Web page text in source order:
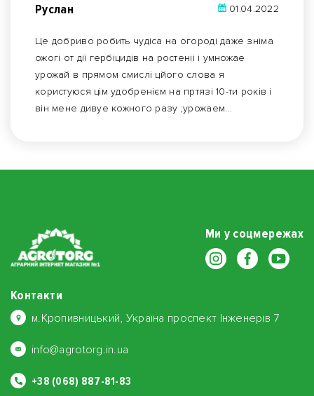
Руслан 01.04.2022
Це добриво робить чудіса на огороді даже зніма
ожогі от дії гербіцидів на ростеніі і умножае
урожай в прямом смислі цйого слова я
користуюся цім удобренієм на пртязі 10-ти років і
він мене дивуе кожного разу ;урожаем...
Ми у соцмережах
Контакти
м.Кропивницький, Україна проспект Інженерів 7
info@agrotorg.in.ua
+38 (068) 887-81-83